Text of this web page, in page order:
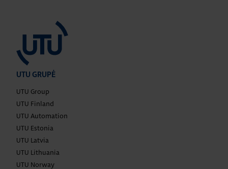
UTU GRUPĖ
UTU Group
UTU Finland
UTU Automation
UTU Estonia
UTU Latvia
UTU Lithuania
UTU Norway